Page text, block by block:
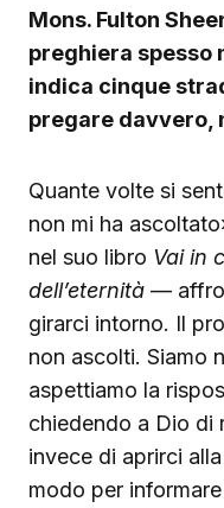
Mons. Fulton
preghiera spesso
indica cinque
pregare davvero,
Quante volte si
non mi ha
nel suo libro Vai in
dell’eternità —
girarci intorno. Il
non ascolti. Siamo
aspettiamo la
chiedendo a Dio di
invece di aprirci
modo per